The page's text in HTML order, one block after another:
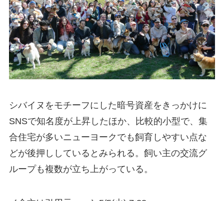
シバイヌをモチーフにした暗号資産をきっかけに
SNSで知名度が上昇したほか、比較的小型で、集
合住宅が多いニューヨークでも飼育しやすい点な
どが後押ししているとみられる。飼い主の交流グ
ループも複数が立ち上がっている。